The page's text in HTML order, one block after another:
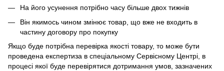
На його усунення потрібно часу більше двох тижнів
Він якимось чином змінює товар, що вже не входить в
частину договору про покупку
Якщо буде потрібна перевірка якості товару, то може бути
проведена експертиза в спеціальному Сервісному Центрі, в
процесі якої буде перевірятися дотримання умов, зазначених